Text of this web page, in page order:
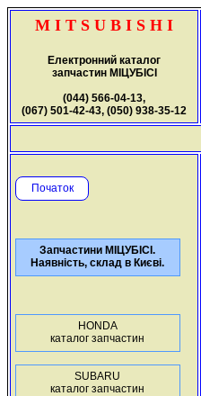
M I T S U B I S H I
Електронний каталог
запчастин МІЦУБІСІ
(044) 566-04-13,
(067) 501-42-43, (050) 938-35-12
Початок
Запчастини МІЦУБІСІ.
Наявність, склад в Києві.
HONDA
каталог запчастин
SUBARU
каталог запчастин